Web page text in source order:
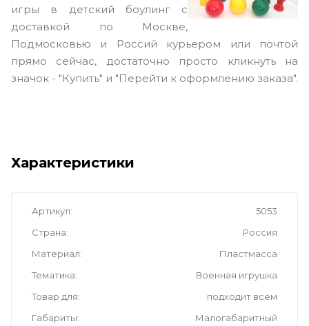
игры в детский боулинг с
доставкой по Москве,
Подмосковью и Россий курьером или почтой
прямо сейчас, достаточно просто кликнуть на
значок - "Купить" и "Перейти к оформлению заказа".
Характеристики
Артикул
5053
Страна
Россия
Материал
Пластмасса
Тематика
Военная игрушка
Товар для
подходит всем
Габариты
Малогабаритный